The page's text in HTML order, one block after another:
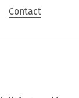
Contact